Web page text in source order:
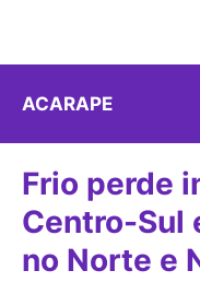
ACARAPE
Frio perde
Centro-Sul
no Norte e